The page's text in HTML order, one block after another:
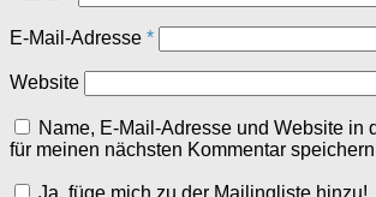
E-Mail-Adresse *
Website
Name, E-Mail-Adresse und Website in
für meinen nächsten Kommentar
Ja, füge mich zu der Mailingliste hinzu!